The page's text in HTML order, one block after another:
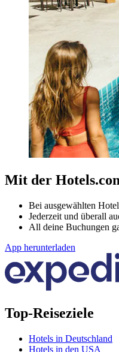
Mit der
Bei ausgewählten
Jederzeit und überall
All deine Buchungen
App herunterladen
Top-Reiseziele
Hotels in Deutschland
Hotels in den USA